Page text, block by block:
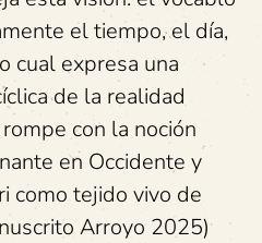
el tiempo, el día,
cual expresa una
de la realidad
con la noción
en Occidente y
como tejido vivo de
Arroyo 2025)